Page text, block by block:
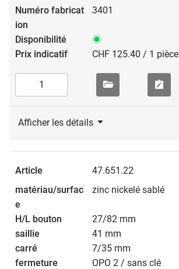
3401
CHF 125.40 / 1 pièce
Afficher les détails
47.651.22
zinc nickelé sablé
27/82 mm
41 mm
7/35 mm
OPO 2 / sans clé